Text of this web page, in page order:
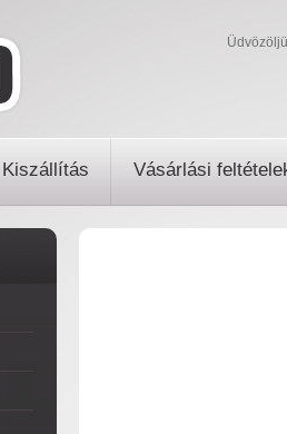
Kiszállítás Vásárlási